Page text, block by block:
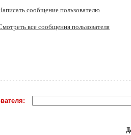
сообщение пользователю
все сообщения пользователя